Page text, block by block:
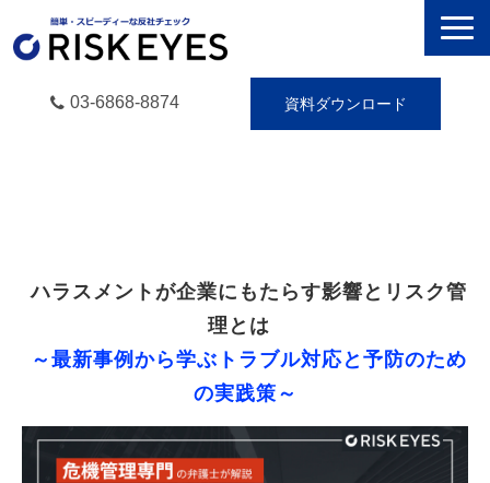
03-6868-8874 資料ダウンロード
セミナー／イベント
eBooks
お役立ち情報
ハラスメントが企業にもたらす影響とリスク管
理とは
～最新事例から学ぶトラブル対応と予防のため
の実践策～